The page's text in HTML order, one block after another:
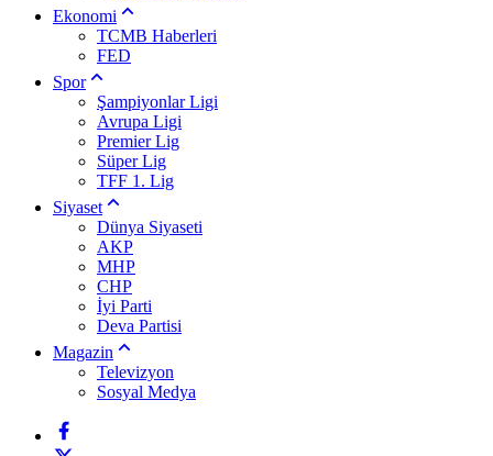
Ekonomi
TCMB Haberleri
FED
Spor
Şampiyonlar Ligi
Avrupa Ligi
Premier Lig
Süper Lig
TFF 1. Lig
Siyaset
Dünya Siyaseti
AKP
MHP
CHP
İyi Parti
Deva Partisi
Magazin
Televizyon
Sosyal Medya